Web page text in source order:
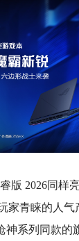
版 2026同样
家青睐的人
神系列同款的